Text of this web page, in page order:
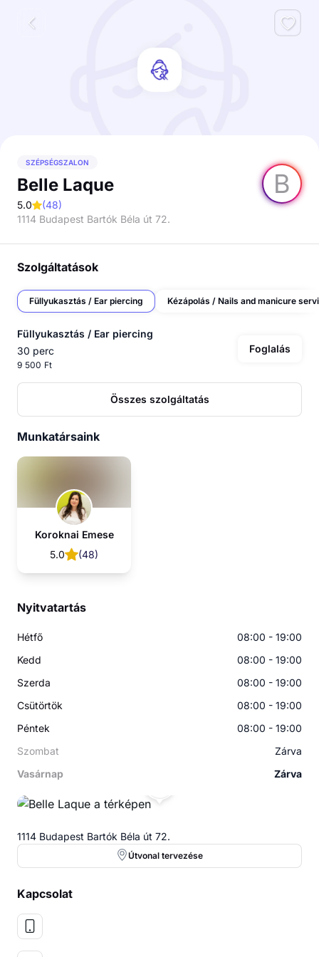
B
SZÉPSÉGSZALON
Belle Laque
5.0 (48)
1114 Budapest Bartók Béla út 72.
Szolgáltatások
Füllyukasztás / Ear piercing
Füllyukasztás / Ear piercing
30 perc
9 500 Ft
Foglalás
Összes szolgáltatás
Munkatársaink
Koroknai Emese
5.0
(48)
Nyitvatartás
Hétfő
08:00 - 19:00
Kedd
08:00 - 19:00
Szerda
08:00 - 19:00
Csütörtök
08:00 - 19:00
Péntek
08:00 - 19:00
Szombat
Zárva
Vasárnap
Zárva
1114 Budapest Bartók Béla út 72.
Útvonal tervezése
Kapcsolat